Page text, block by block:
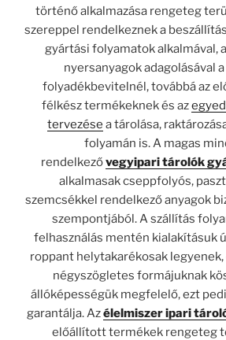
történő alkalmazása rengeteg
szereppel rendelkeznek a
gyártási folyamatok alkalmával,
nyersanyagok adagolásával
folyadékbevitelnél, továbbá az
félkész termékeknek és az
tervezése a tárolása,
folyamán is. A magas
rendelkezővegyipari tárolók
alkalmasak cseppfolyós,
szemcsékkel rendelkező anyagok
szempontjából. A szállítás
felhasználás mentén kialakításuk
roppant helytakarékosak legyenek,
négyszögletes formájuknak
állóképességük megfelelő, ezt
garantálja. Azélelmiszer ipari
előállított termékek rengeteg